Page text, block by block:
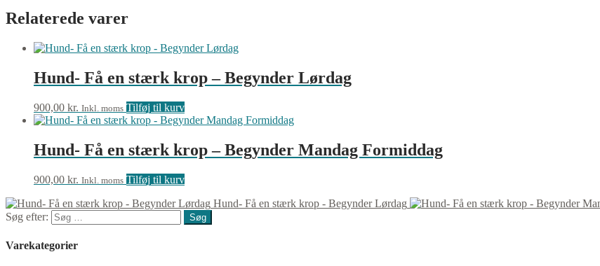
Relaterede varer
Hund- Få en stærk krop – Begynder Lørdag
900,00 kr. Inkl. moms Tilføj til kurv
Hund- Få en stærk krop – Begynder Mandag Formiddag
900,00 kr. Inkl. moms Tilføj til kurv
Hund- Få en stærk krop - Begynder Lørdag
Søg efter:
Varekategorier